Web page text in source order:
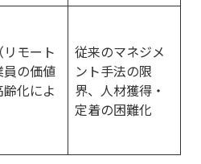
モート
員の価値
化によ
従来のマネジメ
ント手法の限
界、人材獲得・
定着の困難化